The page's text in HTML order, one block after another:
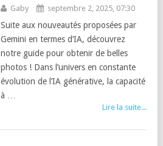
Gaby septembre 2, 2025, 07:30
Suite aux nouveautés proposées par
Gemini en termes d’IA, découvrez
notre guide pour obtenir de belles
photos ! Dans l’univers en constante
évolution de l’IA générative, la capacité
à …
Lire la suite...